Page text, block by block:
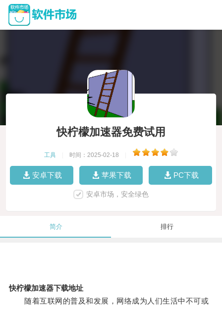
快柠檬加速器免费试用
工具 时间：2025-02-18
安卓下载 苹果下载 PC下载
安卓市场，安全绿色
简介 排行
快柠檬加速器下载地址
随着互联网的普及和发展，网络成为人们生活中不可或